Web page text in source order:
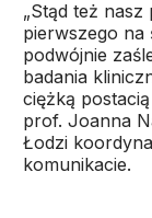
„Stąd też
pierwszego na
podwójnie
badania
ciężką
prof. Joanna
Łodzi
komunikacie.